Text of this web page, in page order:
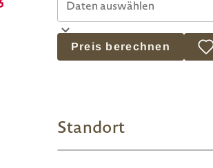
Preis berechnen
Standort